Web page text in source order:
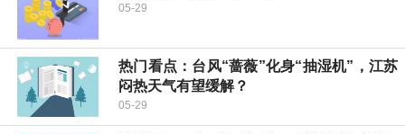
05-29
热门看点：台风“蔷薇”化身“抽湿机”，江苏
闷热天气有望缓解？
05-29